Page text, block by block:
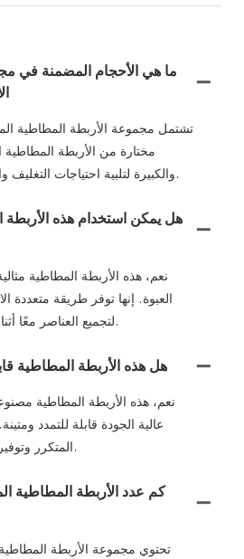
ما هي الأحجام المضمنة في
تشتمل مجموعة الأربطة المطاطية
مختارة من الأربطة
والكبيرة لتلبية احتياجات التغليف والقرطاسية المختلفة.
هل يمكن استخدام هذه
نعم، هذه الأربطة المطاطية
العبوة. إنها توفر طريقة متعددة
لتجميع العناصر معًا أثناء الشحن أو التخزين.
هل هذه الأربطة المطاطية
نعم، هذه الأربطة المطاطية
عالية الجودة قابلة للتمدد
المتكرر وتوفير ثبات محكم للأشياء.
كم عدد الأربطة المطاطية
تحتوي مجموعة الأربطة